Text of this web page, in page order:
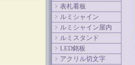
表札看板
ルミシャイン
ルミシャイン屋内
ルミスタンド
LED銘板
アクリル切文字